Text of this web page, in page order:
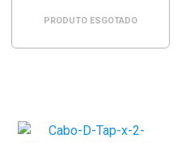
PRODUTO ESGOTADO